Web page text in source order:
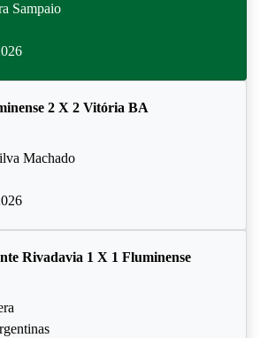
Sampaio
2 X 2 Vitória BA
Machado
Rivadavia 1 X 1 Fluminense